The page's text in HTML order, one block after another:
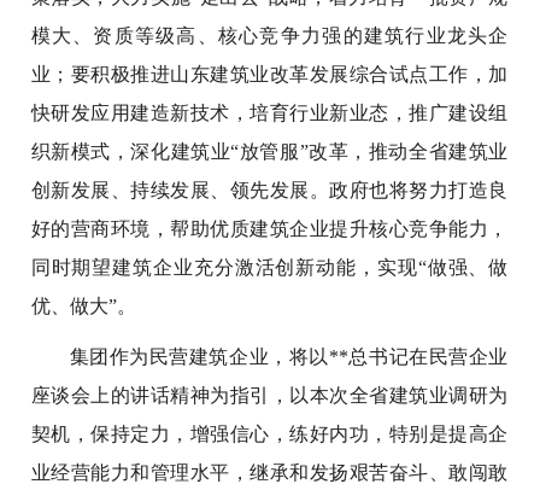
模大、资质等级高、核心竞争力强的建筑行业龙头企
业；要积极推进山东建筑业改革发展综合试点工作，加
快研发应用建造新技术，培育行业新业态，推广建设组
织新模式，深化建筑业“放管服”改革，推动全省建筑业
创新发展、持续发展、领先发展。政府也将努力打造良
好的营商环境，帮助优质建筑企业提升核心竞争能力，
同时期望建筑企业充分激活创新动能，实现“做强、做
优、做大”。
集团作为民营建筑企业，将以**总书记在民营企业
座谈会上的讲话精神为指引，以本次全省建筑业调研为
契机，保持定力，增强信心，练好内功，特别是提高企
业经营能力和管理水平，继承和发扬艰苦奋斗、敢闯敢